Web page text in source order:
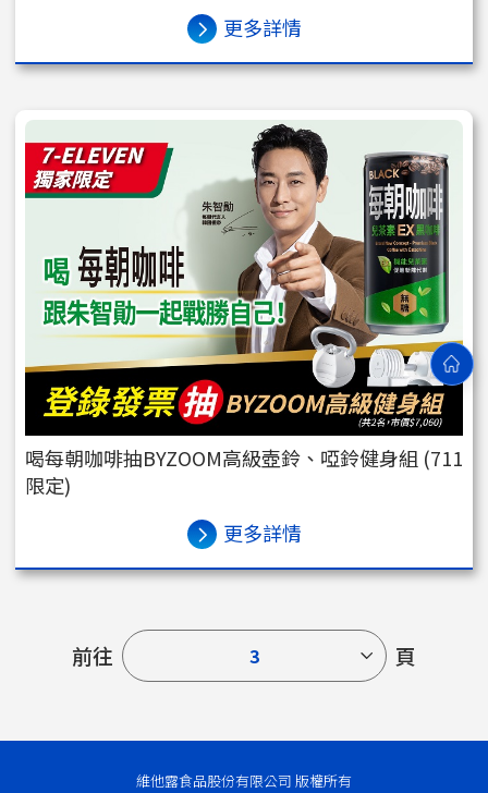
更多詳情
喝每朝咖啡抽BYZOOM高級壺鈴、啞鈴健身組 (711
限定)
更多詳情
前往 3 頁
維他露食品股份有限公司 版權所有